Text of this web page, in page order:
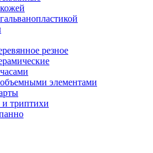
резное
элементами
триптихи